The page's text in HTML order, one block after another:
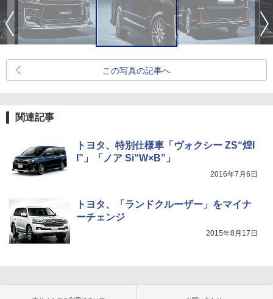
この写真の記事へ
関連記事
トヨタ、特別仕様車「ヴォクシー ZS“煌I
I”」「ノア Si“W×B”」
2016年7月6日
トヨタ、「ランドクルーザー」をマイナ
ーチェンジ
2015年8月17日